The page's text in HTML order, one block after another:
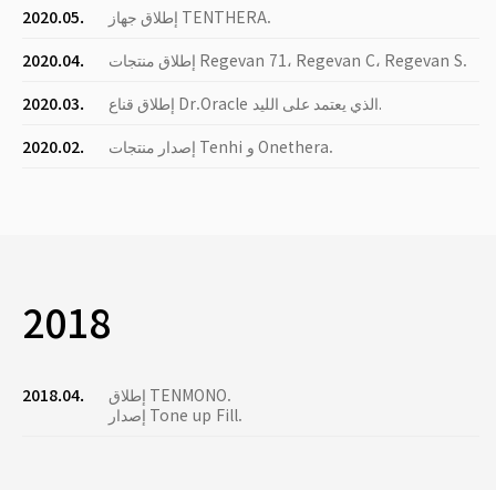
2020.05.
إطلاق جهاز TENTHERA.
2020.04.
إطلاق منتجات Regevan 71، Regevan C، Regevan S.
2020.03.
إطلاق قناع Dr.Oracle الذي يعتمد على الليد.
2020.02.
إصدار منتجات Tenhi و Onethera.
2018
2018.04.
إطلاق TENMONO.
إصدار Tone up Fill.